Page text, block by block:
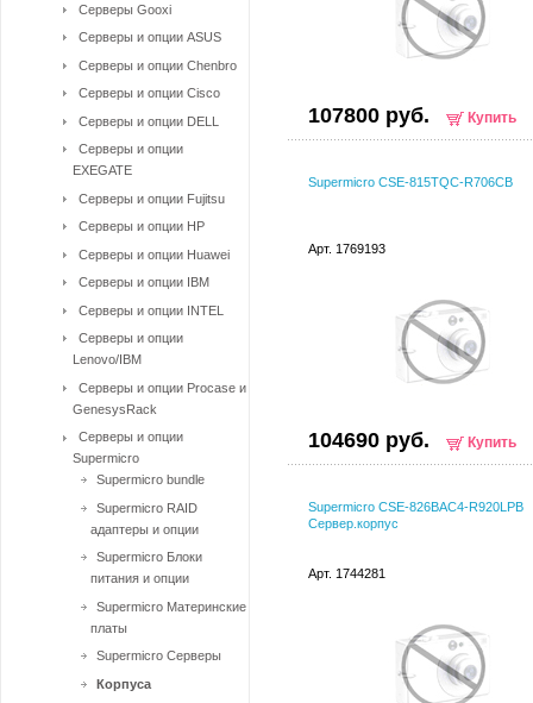
107800 руб. Купить
Supermicro CSE-815TQC-R706CB
Арт. 1769193
104690 руб. Купить
Supermicro CSE-826BAC4-R920LPB
Сервер.корпус
Арт. 1744281
Серверы Gooxi
Серверы и опции ASUS
Серверы и опции Chenbro
Серверы и опции Cisco
Серверы и опции DELL
Серверы и опции
EXEGATE
Серверы и опции Fujitsu
Серверы и опции HP
Серверы и опции Huawei
Серверы и опции IBM
Серверы и опции INTEL
Серверы и опции
Lenovo/IBM
Серверы и опции Procase и
GenesysRack
Серверы и опции
Supermicro
Supermicro bundle
Supermicro RAID
адаптеры и опции
Supermicro Блоки
питания и опции
Supermicro Материнские
платы
Supermicro Серверы
Корпуса